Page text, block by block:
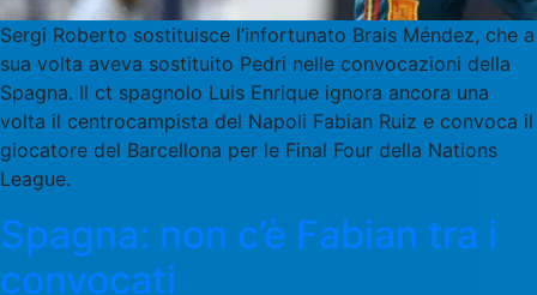
Sergi Roberto sostituisce l’infortunato Brais Méndez, che a
sua volta aveva sostituito Pedri nelle convocazioni della
Spagna. Il ct spagnolo Luis Enrique ignora ancora una
volta il centrocampista del Napoli Fabian Ruiz e convoca il
giocatore del Barcellona per le Final Four della Nations
League.
Spagna: non c’è Fabian tra i
convocati